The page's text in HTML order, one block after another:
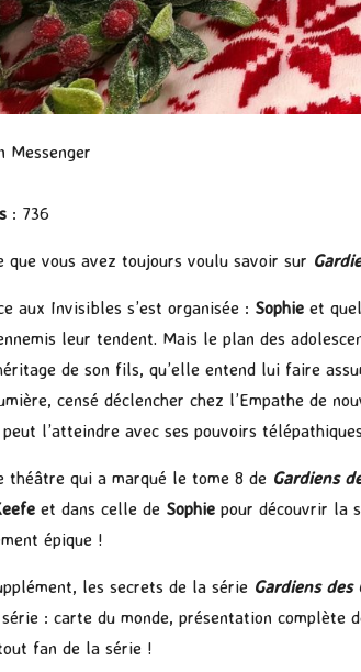
Messenger
: 736
que vous avez toujours voulu savoir sur
aux Invisibles s’est organisée : Sophie et
leur tendent. Mais le plan des
de son fils, qu’elle entend lui faire
censé déclencher chez l’Empathe de
peut l’atteindre avec ses pouvoirs
théâtre qui a marqué le tome 8 de Gardiens
et dans celle de Sophie pour découvrir la
épique !
les secrets de la série Gardiens des
: carte du monde, présentation
fan de la série !